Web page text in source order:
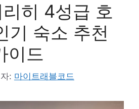
히 4성급 호
기 숙소 추천
이드
: 마이트래블코드